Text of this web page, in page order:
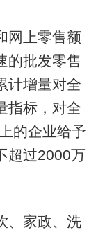
上零售额
的批发零售
计增量对全
指标，对全
的企业给予
超过2000万
家政、洗